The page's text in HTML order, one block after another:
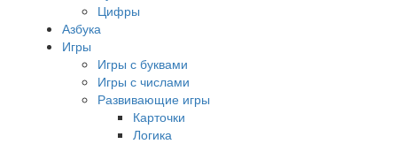
Цифры
Азбука
Игры
Игры с буквами
Игры с числами
Развивающие игры
Карточки
Логика